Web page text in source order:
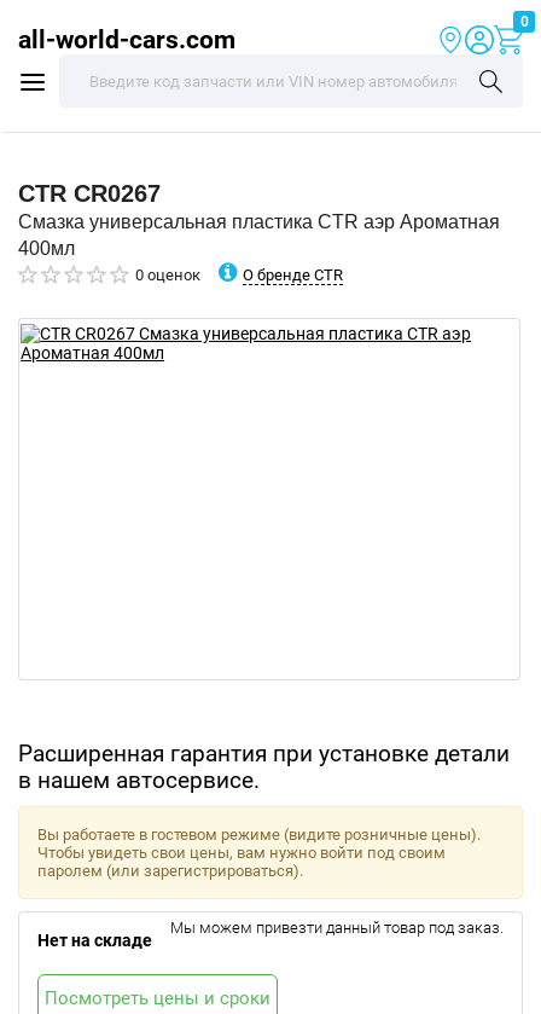
all-world-cars.com
0
CTR CR0267
Смазка универсальная пластика CTR аэр Ароматная
400мл
0 оценок О бренде CTR
Расширенная гарантия при установке детали
в нашем автосервисе.
Вы работаете в гостевом режиме (видите розничные цены).
Чтобы увидеть свои цены, вам нужно войти под своим
паролем (или зарегистрироваться).
Нет на складе
Мы можем привезти данный товар под заказ.
Посмотреть цены и сроки